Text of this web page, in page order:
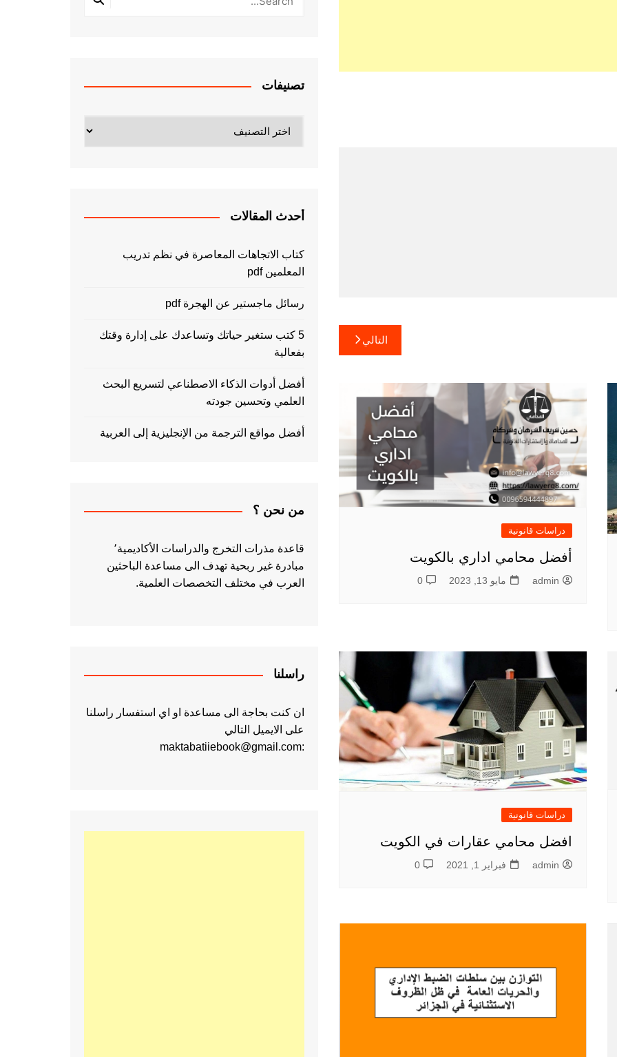
التالي
دراسات قانونية
أفضل محامي اداري بالكويت
admin مايو 13, 2023 0
دراسات قانونية
افضل محامي عقارات في الكويت
admin فبراير 1, 2021 0
تصنيفات
أحدث المقالات
كتاب الاتجاهات المعاصرة في نظم تدريب
المعلمين pdf
رسائل ماجستير عن الهجرة pdf
5 كتب ستغير حياتك وتساعدك على إدارة وقتك
بفعالية
أفضل أدوات الذكاء الاصطناعي لتسريع البحث
العلمي وتحسين جودته
أفضل مواقع الترجمة من الإنجليزية إلى العربية
من نحن ؟
قاعدة مذرات التخرج والدراسات الأكاديمية٬
مبادرة غير ربحية تهدف الى مساعدة الباحثين
العرب في مختلف التخصصات العلمية.
راسلنا
ان كنت بحاجة الى مساعدة او اي استفسار راسلنا
على الايميل التالي
:maktabatiiebook@gmail.com